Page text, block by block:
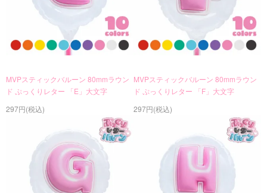
MVPスティックバルーン 80mmラウン
ド ぷっくりレター 「E」大文字
297円(税込)
MVPスティックバルーン 80mmラウン
ド ぷっくりレター 「F」大文字
297円(税込)